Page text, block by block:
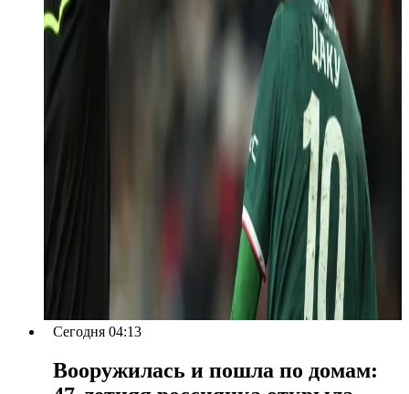
Сегодня 04:13
Вооружилась и пошла по домам: